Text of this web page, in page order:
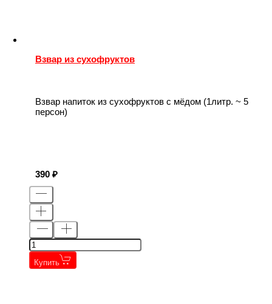
Взвар из сухофруктов
Взвар напиток из сухофруктов с мёдом (1литр. ~ 5
персон)
390
Купить